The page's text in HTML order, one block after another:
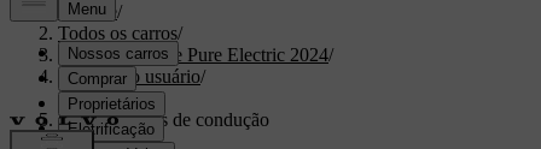
Suporte/
Todos os carros/
XC40 Recharge Pure Electric 2024/
Manual do usuário/
Condução/
Características de condução